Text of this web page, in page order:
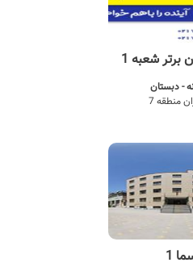
برتر شعبه 1
- دبستان
منطقه 7
1